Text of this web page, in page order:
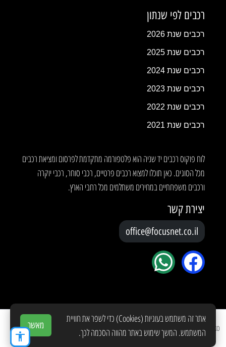
רכבים לפי שנתון
רכבים שנת 2026
רכבים שנת 2025
רכבים שנת 2024
רכבים שנת 2023
רכבים שנת 2022
רכבים שנת 2021
לוח פוקוס רכבים יד שניה הוא פלטפורמה מתקדמת לפרסום ומציאת רכבים
מכל הסוגים. כאן תוכלו למצוא רכבים פרטיים, רכבי סוחר, רכבי יוקרה
ורכבים משפחתיים במחירים משתלמים מכל רחבי הארץ.
יצירת קשר
office@focusnet.co.il
Copyright © 2026 Created by
YOKO
תנאי שימוש
מדיניות פרטיות accessibility
אתר זה משתמש בעוגיות (Cookies) כדי לשפר את חוויית
המשתמש. המשך שימוש באתר מהווה הסכמה לכך.
מאשר